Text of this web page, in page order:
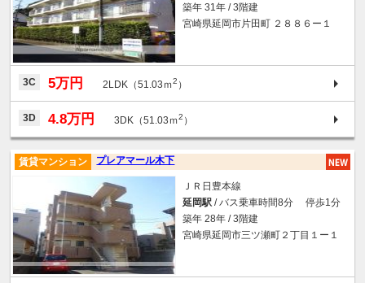
築年 31年 / 3階建
宮崎県延岡市片田町 ２８８６ー１
3C 5万円 2LDK（51.03ｍ2 ）
3D 4.8万円 3DK（51.03ｍ2 ）
プレアマール木下
賃貸マンション
ＪＲ日豊本線
延岡駅 / バス乗車時間8分 停歩1分
築年 28年 / 3階建
宮崎県延岡市三ツ瀬町２丁目１ー１